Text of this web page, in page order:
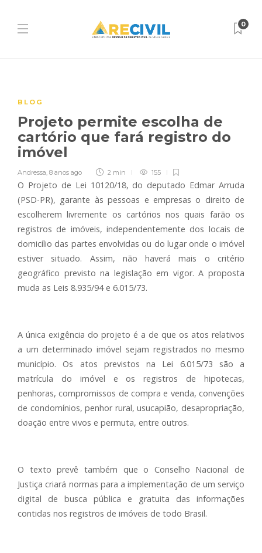
0
BLOG
Projeto permite escolha de
cartório que fará registro do
imóvel
Andressa, 8 anos ago 2 min 155
O Projeto de Lei 10120/18, do deputado Edmar Arruda
(PSD-PR), garante às pessoas e empresas o direito de
escolherem livremente os cartórios nos quais farão os
registros de imóveis, independentemente dos locais de
domicílio das partes envolvidas ou do lugar onde o imóvel
estiver situado. Assim, não haverá mais o critério
geográfico previsto na legislação em vigor. A proposta
muda as Leis 8.935/94 e 6.015/73.
A única exigência do projeto é a de que os atos relativos
a um determinado imóvel sejam registrados no mesmo
município. Os atos previstos na Lei 6.015/73 são a
matrícula do imóvel e os registros de hipotecas,
penhoras, compromissos de compra e venda, convenções
de condomínios, penhor rural, usucapião, desapropriação,
doação entre vivos e permuta, entre outros.
O texto prevê também que o Conselho Nacional de
Justiça criará normas para a implementação de um serviço
digital de busca pública e gratuita das informações
contidas nos registros de imóveis de todo Brasil.